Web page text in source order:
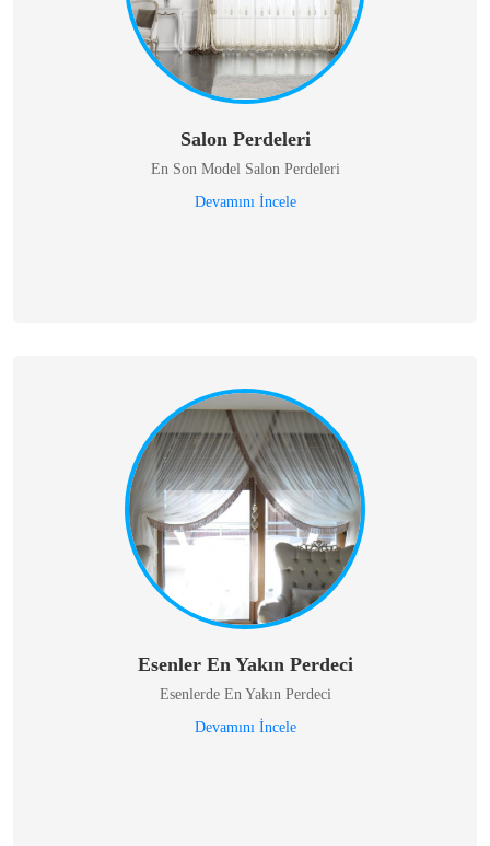
Salon Perdeleri
En Son Model Salon Perdeleri
Devamını İncele
Esenler En Yakın Perdeci
Esenlerde En Yakın Perdeci
Devamını İncele